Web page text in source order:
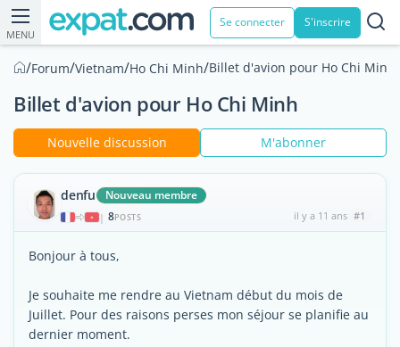
MENU
Se connecter S'inscrire
/Forum/Vietnam/Ho Chi Minh/Billet d'avion pour Ho Chi Minh
Billet d'avion pour Ho Chi Minh
Nouvelle discussion M'abonner
denfu Nouveau membre
| 8POSTS il y a 11 ans #1
Bonjour à tous,
Je souhaite me rendre au Vietnam début du mois de
Juillet. Pour des raisons perses mon séjour se planifie au
dernier moment.